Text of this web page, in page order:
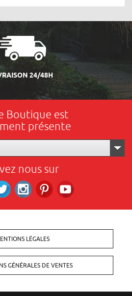
24/48H
Boutique est
présente
nous sur
LÉGALES
GÉNÉRALES DE VENTES